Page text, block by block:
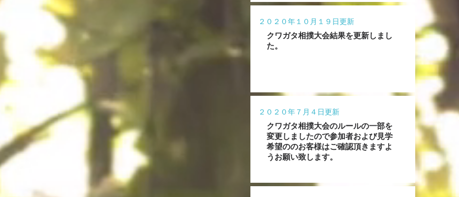
２０２０年１０月１９日更新
クワガタ相撲大会結果を更新しまし
た。
２０２０年７月４日更新
クワガタ相撲大会のルールの一部を
変更しましたので参加者および見学
希望ののお客様はご確認頂きますよ
うお願い致します。